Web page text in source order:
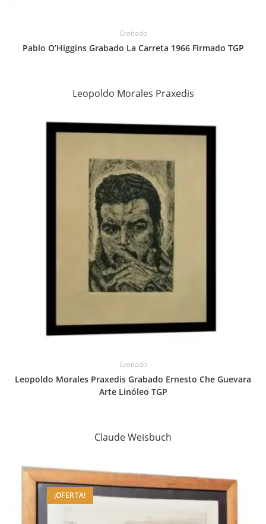
Grabado
Pablo O’Higgins Grabado La Carreta 1966 Firmado TGP
Leopoldo Morales Praxedis
Grabado
Leopoldo Morales Praxedis Grabado Ernesto Che Guevara
Arte Linóleo TGP
Claude Weisbuch
¡OFERTA!